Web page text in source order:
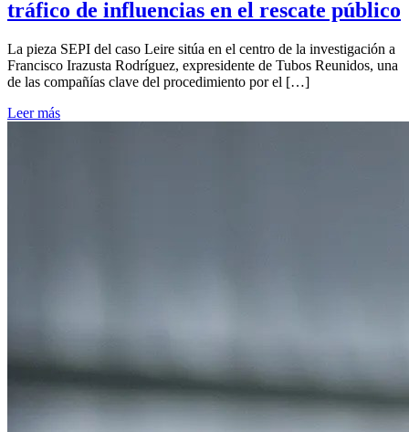
tráfico de influencias en el rescate público
La pieza SEPI del caso Leire sitúa en el centro de la investigación a
Francisco Irazusta Rodríguez, expresidente de Tubos Reunidos, una
de las compañías clave del procedimiento por el […]
Leer más